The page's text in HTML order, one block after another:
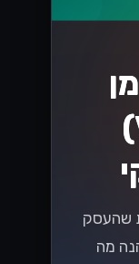
ירוק (Verified)
שהעסק
מה